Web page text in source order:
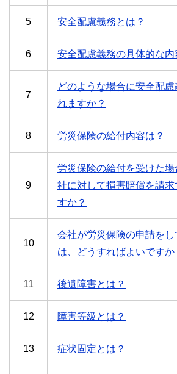
5 安全配慮義務とは？
6 安全配慮義務の具体的な内
7
どのような場合に安全配
れますか？
8 労災保険の給付内容は？
9
労災保険の給付を受けた
社に対して損害賠償を請求
すか？
10
会社が労災保険の申請を
は、どうすればよいですか
11 後遺障害とは？
12 障害等級とは？
13 症状固定とは？